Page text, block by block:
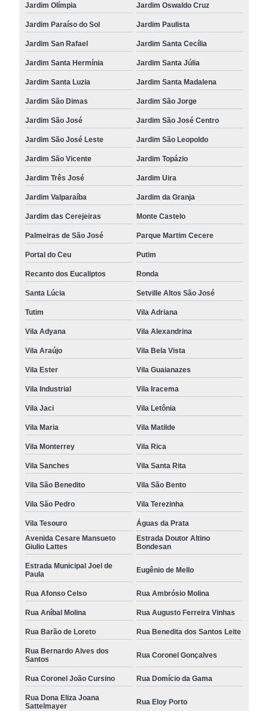
Jardim Olímpia Jardim Oswaldo Cruz
Jardim Paraíso do Sol Jardim Paulista
Jardim San Rafael Jardim Santa Cecília
Jardim Santa Hermínia Jardim Santa Júlia
Jardim Santa Luzia Jardim Santa Madalena
Jardim São Dimas Jardim São Jorge
Jardim São José Jardim São José Centro
Jardim São José Leste Jardim São Leopoldo
Jardim São Vicente Jardim Topázio
Jardim Três José Jardim Uira
Jardim Valparaíba Jardim da Granja
Jardim das Cerejeiras Monte Castelo
Palmeiras de São José Parque Martim Cecere
Portal do Ceu Putim
Recanto dos Eucaliptos Ronda
Santa Lúcia Setville Altos São José
Tutim Vila Adriana
Vila Adyana Vila Alexandrina
Vila Araújo Vila Bela Vista
Vila Ester Vila Guaianazes
Vila Industrial Vila Iracema
Vila Jaci Vila Letônia
Vila Maria Vila Matilde
Vila Monterrey Vila Rica
Vila Sanches Vila Santa Rita
Vila São Benedito Vila São Bento
Vila São Pedro Vila Terezinha
Vila Tesouro
Águas da Prata
Avenida Cesare Mansueto
Giulio Lattes
Estrada Doutor Altino
Bondesan
Estrada Municipal Joel de
Paula
Eugênio de Mello
Rua Afonso Celso Rua Ambrósio Molina
Rua Aníbal Molina Rua Augusto Ferreira Vinhas
Rua Barão de Loreto Rua Benedita dos Santos Leite
Rua Bernardo Alves dos
Santos
Rua Coronel Gonçalves
Rua Coronel João Cursino Rua Domício da Gama
Rua Dona Eliza Joana
Sattelmayer
Rua Eloy Porto